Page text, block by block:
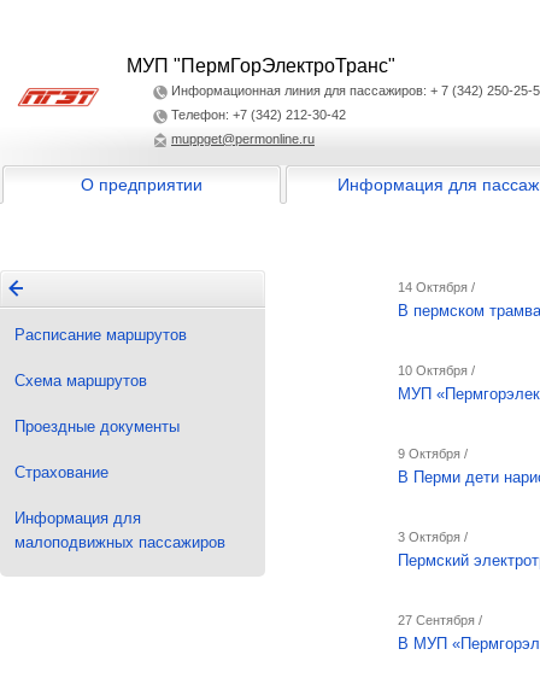
МУП "ПермГорЭлектроТранс"
Информационная линия для пассажиров: + 7 (342) 250-25-
Телефон: +7 (342) 212-30-42
muppget@permonline.ru
О предприятии Информация для
Расписание маршрутов
Схема маршрутов
Проездные документы
Страхование
Информация для
малоподвижных пассажиров
14 Октября /
В пермском
10 Октября /
МУП
9 Октября /
В Перми дети
3 Октября /
Пермский
27 Сентября /
В МУП